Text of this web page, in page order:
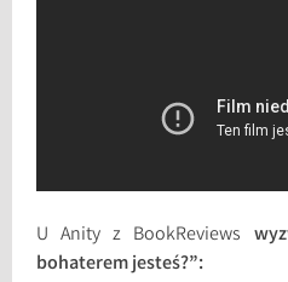
U Anity z BookReviews
bohaterem jesteś?”: